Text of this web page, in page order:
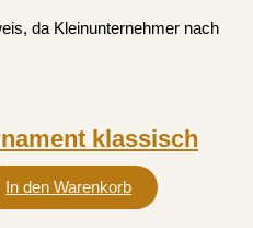
da Kleinunternehmer nach
klassisch
In den Warenkorb